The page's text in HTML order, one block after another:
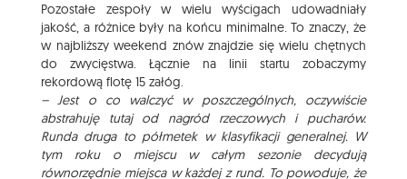
Pozostałe zespoły w wielu wyścigach udowadniały
jakość, a różnice były na końcu minimalne. To znaczy, że
w najbliższy weekend znów znajdzie się wielu chętnych
do zwycięstwa. Łącznie na linii startu zobaczymy
rekordową flotę 15 załóg.
– Jest o co walczyć w poszczególnych, oczywiście
abstrahuję tutaj od nagród rzeczowych i pucharów.
Runda druga to półmetek w klasyfikacji generalnej. W
tym roku o miejscu w całym sezonie decydują
równorzędnie miejsca w każdej z rund. To powoduje, że